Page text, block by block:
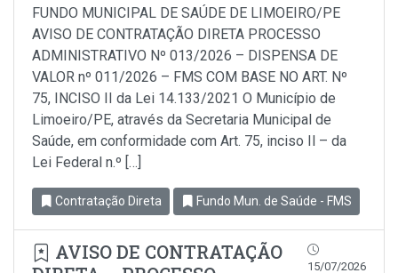
FUNDO MUNICIPAL DE SAÚDE DE LIMOEIRO/PE
AVISO DE CONTRATAÇÃO DIRETA PROCESSO
ADMINISTRATIVO Nº 013/2026 – DISPENSA DE
VALOR nº 011/2026 – FMS COM BASE NO ART. Nº
75, INCISO II da Lei 14.133/2021 O Município de
Limoeiro/PE, através da Secretaria Municipal de
Saúde, em conformidade com Art. 75, inciso Il – da
Lei Federal n.º […]
Contratação Direta Fundo Mun. de Saúde - FMS
AVISO DE CONTRATAÇÃO
15/07/2026